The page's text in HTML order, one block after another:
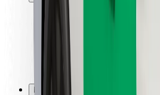
Placeringer
Byløsninger
Lufthavne
Bolt-ladestationer
Kundeservice